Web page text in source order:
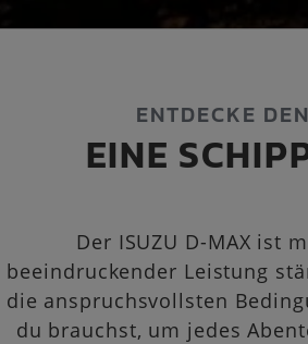
ENTDECKE
EINE
Der ISUZU D-MAX ist
beeindruckender Leistung
die anspruchsvollsten
du brauchst, um jedes